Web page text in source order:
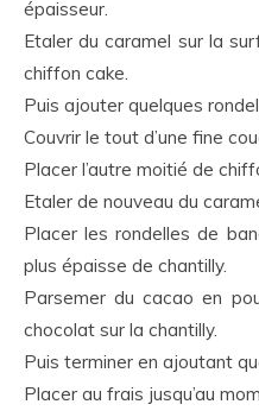
épaisseur.
Etaler du caramel sur la
chiffon cake.
Puis ajouter quelques
Couvrir le tout d’une fine
Placer l’autre moitié de
Etaler de nouveau du
Placer les rondelles de
plus épaisse de chantilly.
Parsemer du cacao en
chocolat sur la chantilly.
Puis terminer en ajoutant
Placer au frais jusqu’au